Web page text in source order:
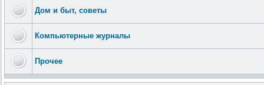
Дом и быт, советы
Компьютерные журналы
Прочее